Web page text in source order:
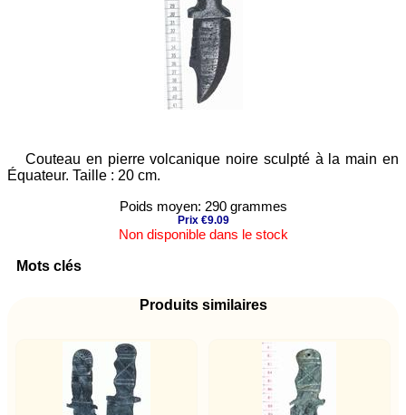
Couteau en pierre volcanique noire sculpté à la main en
Équateur. Taille : 20 cm.
Poids moyen: 290 grammes
Prix €9.09
Non disponible dans le stock
Mots clés
Produits similaires